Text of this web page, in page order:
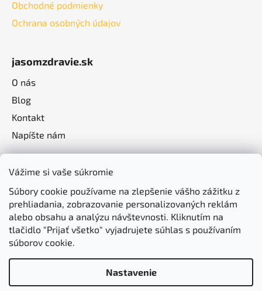
Vážime si vaše súkromie
Súbory cookie používame na zlepšenie vášho zážitku z
prehliadania, zobrazovanie personalizovaných reklám
alebo obsahu a analýzu návštevnosti. Kliknutím na
tlačidlo "Prijať všetko" vyjadrujete súhlas s používaním
súborov cookie.
Nastavenie
Obchodné podmienky
Ochrana osobných údajov
jasomzdravie.sk
O nás
Blog
Kontakt
Napíšte nám